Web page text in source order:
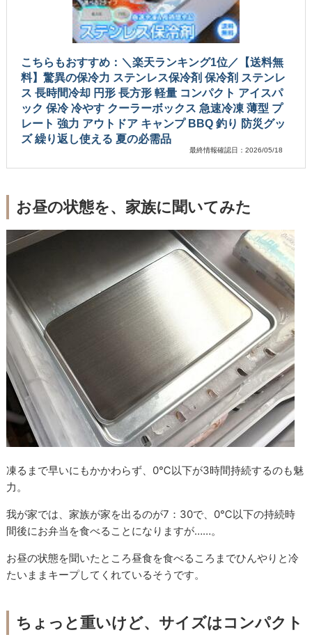
こちらもおすすめ：＼楽天ランキング1位／【送料無
料】驚異の保冷力 ステンレス保冷剤 保冷剤 ステンレ
ス 長時間冷却 円形 長方形 軽量 コンパクト アイスパ
ック 保冷 冷やす クーラーボックス 急速冷凍 薄型 プ
レート 強力 アウトドア キャンプ BBQ 釣り 防災グッ
ズ 繰り返し使える 夏の必需品
最終情報確認日：2026/05/18
お昼の状態を、家族に聞いてみた
凍るまで早いにもかかわらず、0℃以下が3時間持続するのも魅
力。
我が家では、家族が家を出るのが7：30で、0℃以下の持続時
間後にお弁当を食べることになりますが……。
お昼の状態を聞いたところ昼食を食べるころまでひんやりと冷
たいままキープしてくれているそうです。
ちょっと重いけど、サイズはコンパクト